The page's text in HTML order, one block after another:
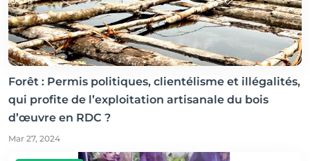
Forêt : Permis politiques, clientélisme et illégalités,
qui profite de l’exploitation artisanale du bois
d’œuvre en RDC ?
Mar 27, 2024